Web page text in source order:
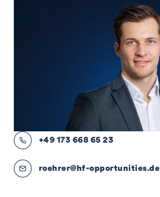
+49 173 668 65 23
roehrer@hf-opportunities.de